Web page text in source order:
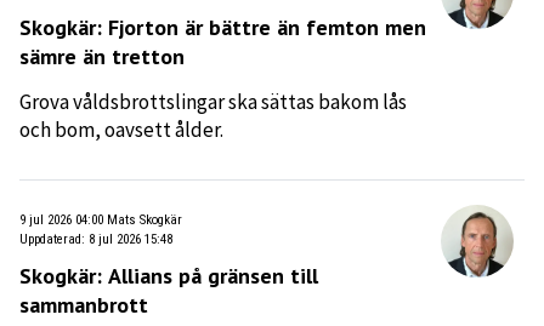
Skogkär: Fjorton är bättre än femton men
sämre än tretton
Grova våldsbrottslingar ska sättas bakom lås
och bom, oavsett ålder.
9 jul 2026 04:00 Mats Skogkär
Uppdaterad: 8 jul 2026 15:48
Skogkär: Allians på gränsen till
sammanbrott